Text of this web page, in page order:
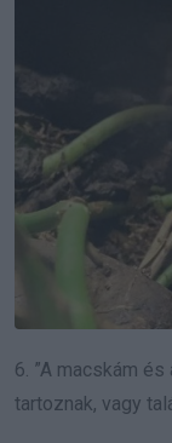
6. ”A macskám
tartoznak, vagy